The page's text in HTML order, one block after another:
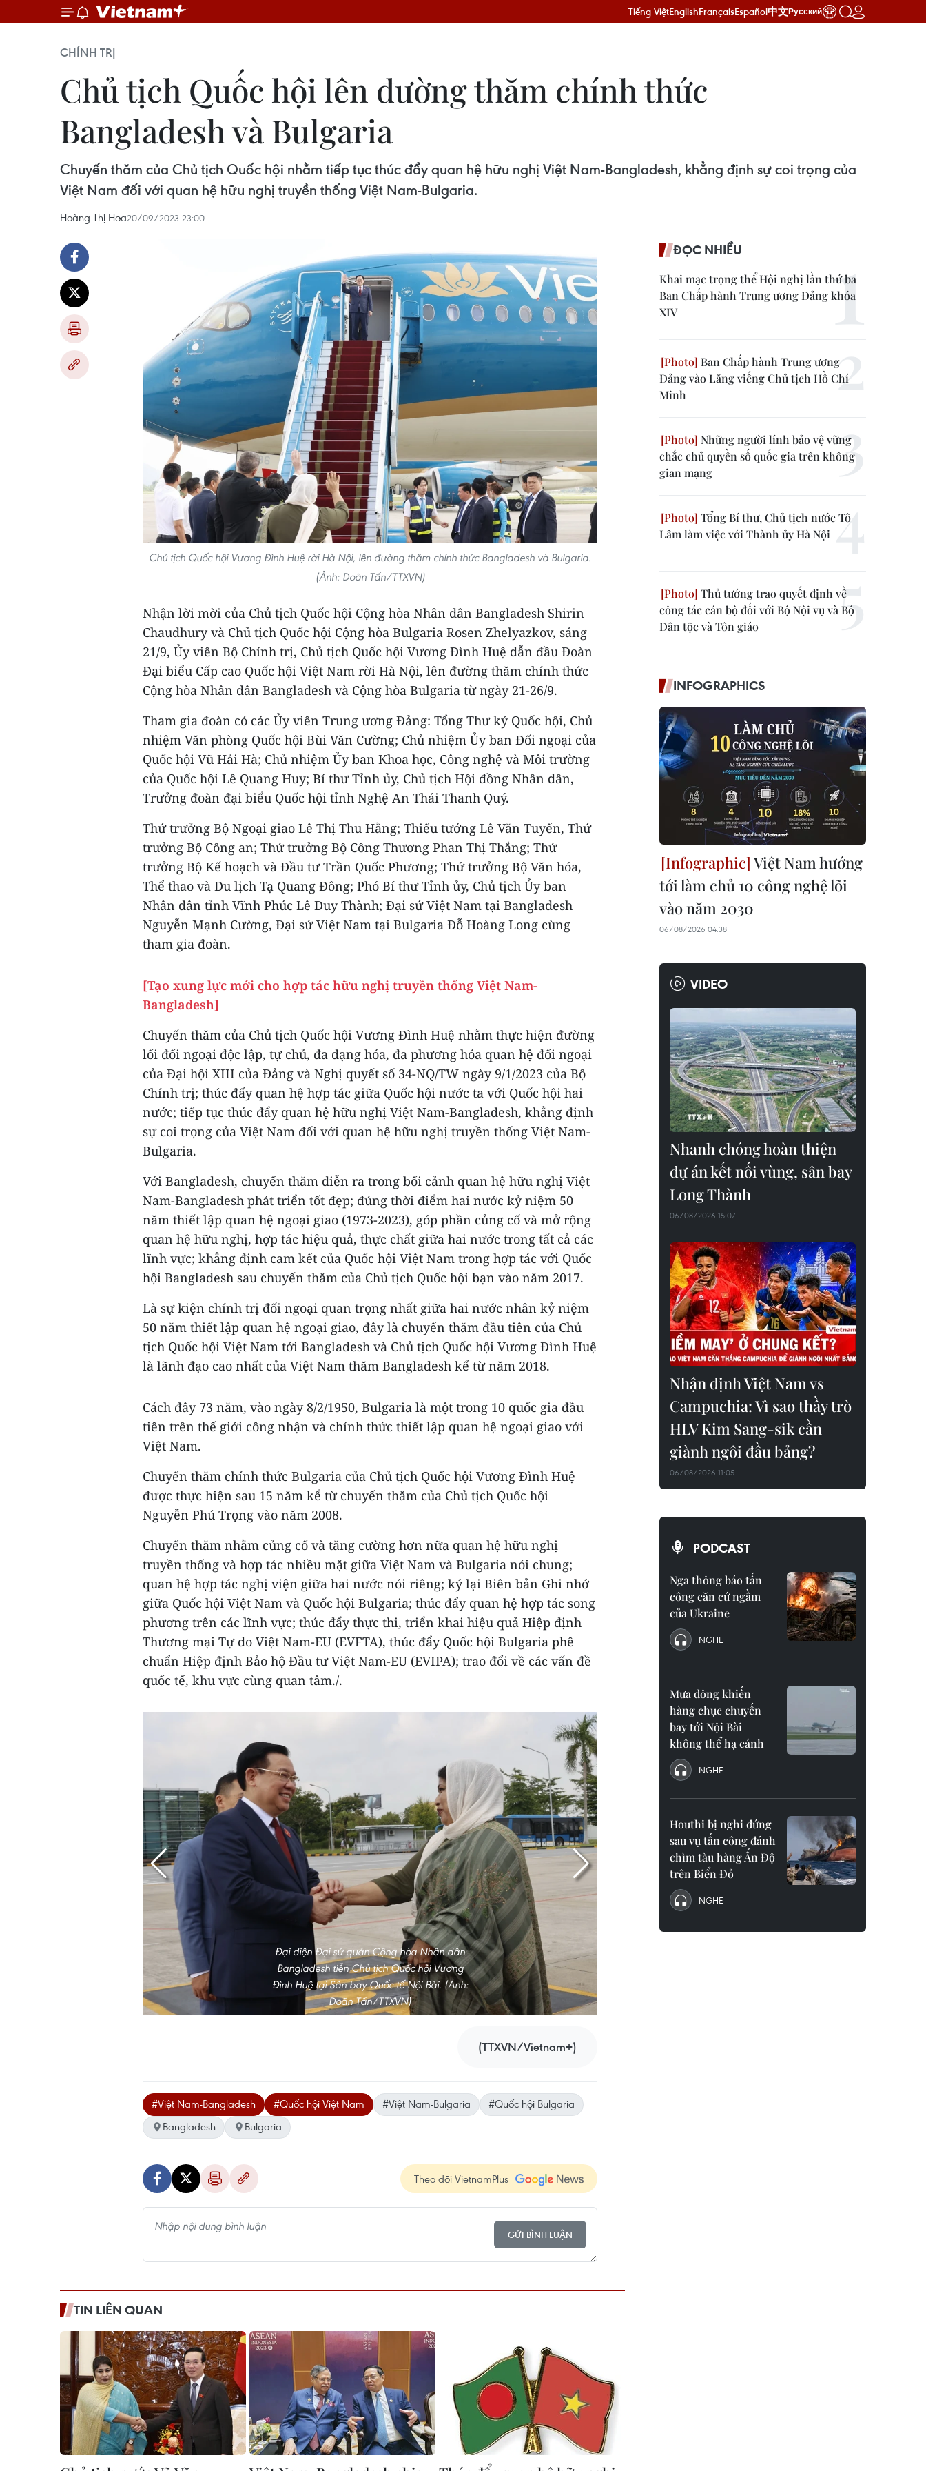
Tiếng ViệtEnglishFrançaisEspañol中文Русский
CHÍNH TRỊ
Chủ tịch Quốc hội lên đường thăm chính thức
Bangladesh và Bulgaria
Chuyến thăm của Chủ tịch Quốc hội nhằm tiếp tục thúc đẩy quan hệ hữu nghị Việt Nam-Bangladesh, khẳng định sự coi trọng của
Việt Nam đối với quan hệ hữu nghị truyền thống Việt Nam-Bulgaria.
Hoàng Thị Hoa20/09/2023 23:00
Chủ tịch Quốc hội Vương Đình Huệ rời Hà Nội, lên đường thăm chính thức Bangladesh và Bulgaria.
(Ảnh: Doãn Tấn/TTXVN)
Nhận lời mời của Chủ tịch Quốc hội Cộng hòa Nhân dân Bangladesh Shirin
Chaudhury và Chủ tịch Quốc hội Cộng hòa Bulgaria Rosen Zhelyazkov, sáng
21/9, Ủy viên Bộ Chính trị, Chủ tịch Quốc hội Vương Đình Huệ dẫn đầu Đoàn
Đại biểu Cấp cao Quốc hội Việt Nam rời Hà Nội, lên đường thăm chính thức
Cộng hòa Nhân dân Bangladesh và Cộng hòa Bulgaria từ ngày 21-26/9.
Tham gia đoàn có các Ủy viên Trung ương Đảng: Tổng Thư ký Quốc hội, Chủ
nhiệm Văn phòng Quốc hội Bùi Văn Cường; Chủ nhiệm Ủy ban Đối ngoại của
Quốc hội Vũ Hải Hà; Chủ nhiệm Ủy ban Khoa học, Công nghệ và Môi trường
của Quốc hội Lê Quang Huy; Bí thư Tỉnh ủy, Chủ tịch Hội đồng Nhân dân,
Trưởng đoàn đại biểu Quốc hội tỉnh Nghệ An Thái Thanh Quý.
Thứ trưởng Bộ Ngoại giao Lê Thị Thu Hằng; Thiếu tướng Lê Văn Tuyến, Thứ
trưởng Bộ Công an; Thứ trưởng Bộ Công Thương Phan Thị Thắng; Thứ
trưởng Bộ Kế hoạch và Đầu tư Trần Quốc Phương; Thứ trưởng Bộ Văn hóa,
Thể thao và Du lịch Tạ Quang Đông; Phó Bí thư Tỉnh ủy, Chủ tịch Ủy ban
Nhân dân tỉnh Vĩnh Phúc Lê Duy Thành; Đại sứ Việt Nam tại Bangladesh
Nguyễn Mạnh Cường, Đại sứ Việt Nam tại Bulgaria Đỗ Hoàng Long cùng
tham gia đoàn.
[Tạo xung lực mới cho hợp tác hữu nghị truyền thống Việt Nam-
Bangladesh]
Chuyến thăm của Chủ tịch Quốc hội Vương Đình Huệ nhằm thực hiện đường
lối đối ngoại độc lập, tự chủ, đa dạng hóa, đa phương hóa quan hệ đối ngoại
của Đại hội XIII của Đảng và Nghị quyết số 34-NQ/TW ngày 9/1/2023 của Bộ
Chính trị; thúc đẩy quan hệ hợp tác giữa Quốc hội nước ta với Quốc hội hai
nước; tiếp tục thúc đẩy quan hệ hữu nghị Việt Nam-Bangladesh, khẳng định
sự coi trọng của Việt Nam đối với quan hệ hữu nghị truyền thống Việt Nam-
Bulgaria.
Với Bangladesh, chuyến thăm diễn ra trong bối cảnh quan hệ hữu nghị Việt
Nam-Bangladesh phát triển tốt đẹp; đúng thời điểm hai nước kỷ niệm 50
năm thiết lập quan hệ ngoại giao (1973-2023), góp phần củng cố và mở rộng
quan hệ hữu nghị, hợp tác hiệu quả, thực chất giữa hai nước trong tất cả các
lĩnh vực; khẳng định cam kết của Quốc hội Việt Nam trong hợp tác với Quốc
hội Bangladesh sau chuyến thăm của Chủ tịch Quốc hội bạn vào năm 2017.
Là sự kiện chính trị đối ngoại quan trọng nhất giữa hai nước nhân kỷ niệm
50 năm thiết lập quan hệ ngoại giao, đây là chuyến thăm đầu tiên của Chủ
tịch Quốc hội Việt Nam tới Bangladesh và Chủ tịch Quốc hội Vương Đình Huệ
là lãnh đạo cao nhất của Việt Nam thăm Bangladesh kể từ năm 2018.
Cách đây 73 năm, vào ngày 8/2/1950, Bulgaria là một trong 10 quốc gia đầu
tiên trên thế giới công nhận và chính thức thiết lập quan hệ ngoại giao với
Việt Nam.
Chuyến thăm chính thức Bulgaria của Chủ tịch Quốc hội Vương Đình Huệ
được thực hiện sau 15 năm kể từ chuyến thăm của Chủ tịch Quốc hội
Nguyễn Phú Trọng vào năm 2008.
Chuyến thăm nhằm củng cố và tăng cường hơn nữa quan hệ hữu nghị
truyền thống và hợp tác nhiều mặt giữa Việt Nam và Bulgaria nói chung;
quan hệ hợp tác nghị viện giữa hai nước nói riêng; ký lại Biên bản Ghi nhớ
giữa Quốc hội Việt Nam và Quốc hội Bulgaria; thúc đẩy quan hệ hợp tác song
phương trên các lĩnh vực; thúc đẩy thực thi, triển khai hiệu quả Hiệp định
Thương mại Tự do Việt Nam-EU (EVFTA), thúc đẩy Quốc hội Bulgaria phê
chuẩn Hiệp định Bảo hộ Đầu tư Việt Nam-EU (EVIPA); trao đổi về các vấn đề
quốc tế, khu vực cùng quan tâm./.
Đại diện Đại sứ quán Cộng hòa Nhân dân
Bangladesh tiễn Chủ tịch Quốc hội Vương
Đình Huệ tại Sân bay Quốc tế Nội Bài. (Ảnh:
Doãn Tấn/TTXVN)
(TTXVN/Vietnam+)
#Việt Nam-Bangladesh #Quốc hội Việt Nam #Việt Nam-Bulgaria
#Quốc hội Bulgaria
Bangladesh
Bulgaria
Theo dõi VietnamPlus
GỬI BÌNH LUẬN
TIN LIÊN QUAN
ĐỌC NHIỀU
Khai mạc trọng thể Hội nghị lần thứ ba
Ban Chấp hành Trung ương Đảng khóa
XIV
Ban Chấp hành Trung ương
Đảng vào Lăng viếng Chủ tịch Hồ Chí
Minh
Những người lính bảo vệ vững
chắc chủ quyền số quốc gia trên không
gian mạng
Tổng Bí thư, Chủ tịch nước Tô
Lâm làm việc với Thành ủy Hà Nội
Thủ tướng trao quyết định về
công tác cán bộ đối với Bộ Nội vụ và Bộ
Dân tộc và Tôn giáo
INFOGRAPHICS
Việt Nam hướng
tới làm chủ 10 công nghệ lõi
vào năm 2030
06/08/2026 04:38
VIDEO
Nhanh chóng hoàn thiện
dự án kết nối vùng, sân bay
Long Thành
06/08/2026 15:07
Nhận định Việt Nam vs
Campuchia: Vì sao thầy trò
HLV Kim Sang-sik cần
giành ngôi đầu bảng?
06/08/2026 11:05
PODCAST
Nga thông báo tấn
công căn cứ ngầm
của Ukraine
NGHE
Mưa dông khiến
hàng chục chuyến
bay tới Nội Bài
không thể hạ cánh
NGHE
Houthi bị nghi đứng
sau vụ tấn công đánh
chìm tàu hàng Ấn Độ
trên Biển Đỏ
NGHE